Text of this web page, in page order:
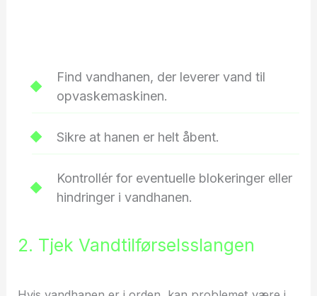
Find vandhanen, der leverer vand til
opvaskemaskinen.
Sikre at hanen er helt åbent.
Kontrollér for eventuelle blokeringer eller
hindringer i vandhanen.
2. Tjek Vandtilførselsslangen